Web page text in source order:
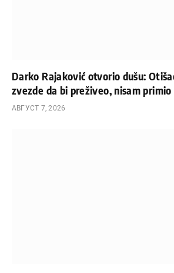
Darko Rajaković otvorio dušu:
zvezde da bi preživeo, nisam
АВГУСТ 7, 2026